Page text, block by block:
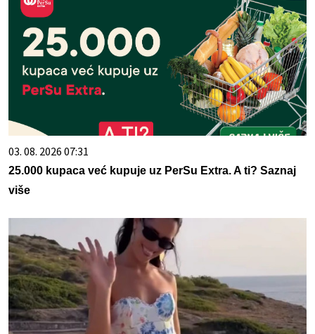
03. 08. 2026 07:31
25.000 kupaca već kupuje uz PerSu Extra. A ti? Saznaj
više